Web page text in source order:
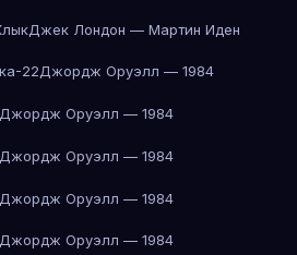
Джек Лондон — Мартин Иден
22Джордж Оруэлл — 1984
Джордж Оруэлл — 1984
Джордж Оруэлл — 1984
Джордж Оруэлл — 1984
Джордж Оруэлл — 1984